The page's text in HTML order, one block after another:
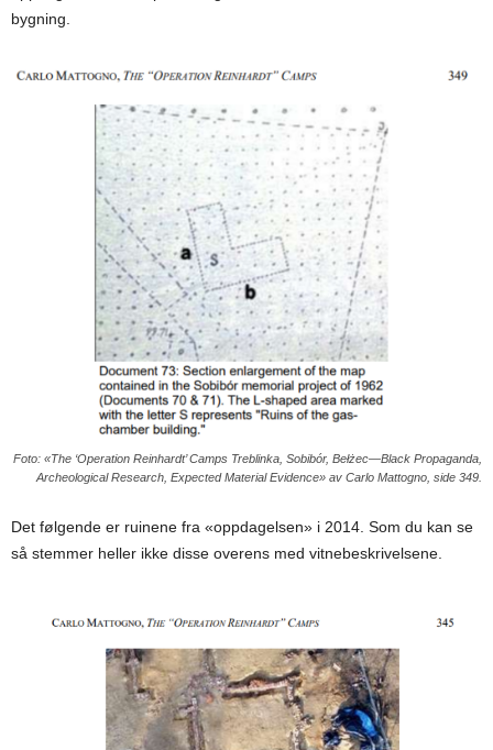
bygning.
Foto: «The ‘Operation Reinhardt’ Camps Treblinka, Sobibór, Bełżec—Black Propaganda,
Archeological Research, Expected Material Evidence» av Carlo Mattogno, side 349.
Det følgende er ruinene fra «oppdagelsen» i 2014. Som du kan se
så stemmer heller ikke disse overens med vitnebeskrivelsene.